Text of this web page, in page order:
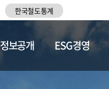
한국철도통계
정보공개 ESG경영